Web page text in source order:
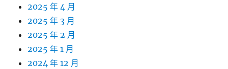
2025 年 4 月
2025 年 3 月
2025 年 2 月
2025 年 1 月
2024 年 12 月